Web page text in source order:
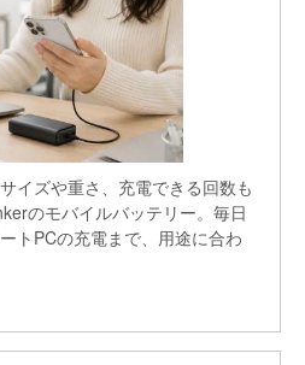
イズや重さ、充電できる回数も
のモバイルバッテリー。毎日
トPCの充電まで、用途に合わ